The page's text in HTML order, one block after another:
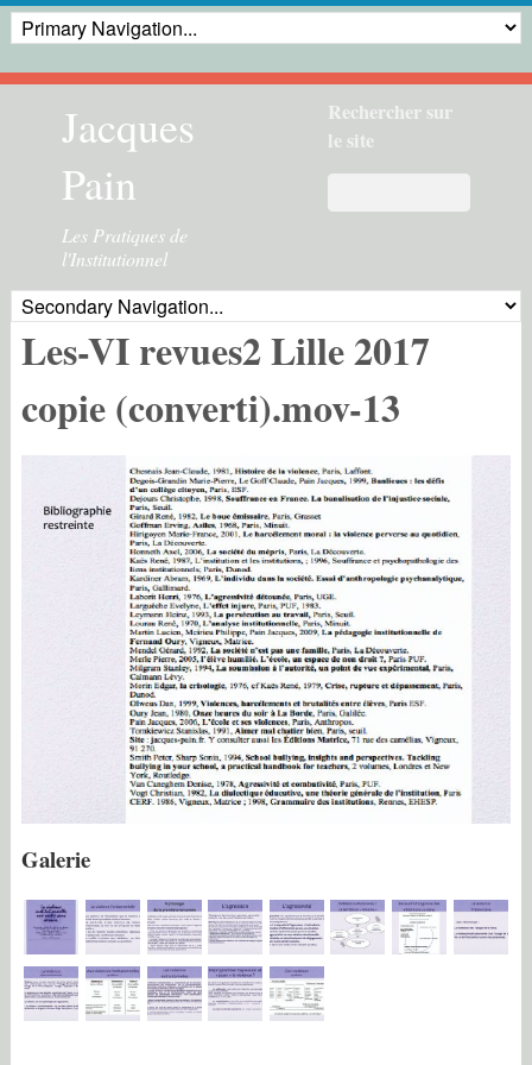
Jacques
Pain
Les Pratiques de
l'Institutionnel
Rechercher sur
le site
Les-VI revues2 Lille 2017
copie (converti).mov-13
Galerie